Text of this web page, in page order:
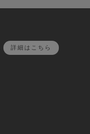
詳細はこちら